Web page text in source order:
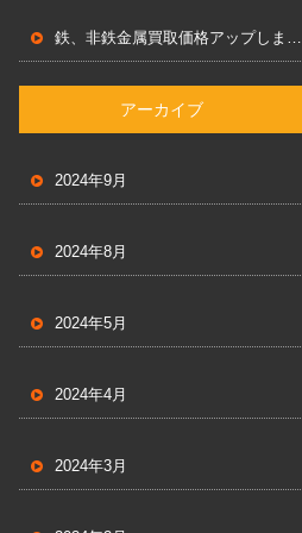
鉄、非鉄金属買取価格アップしました！！
アーカイブ
2024年9月
2024年8月
2024年5月
2024年4月
2024年3月